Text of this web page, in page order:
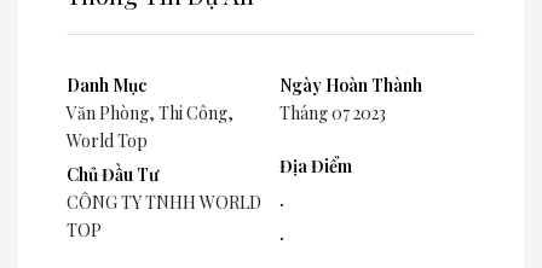
Danh Mục
Văn Phòng, Thi Công,
World Top
Chủ Đầu Tư
CÔNG TY TNHH WORLD
TOP
Ngày Hoàn Thành
Tháng 07 2023
Địa Điểm
.
.